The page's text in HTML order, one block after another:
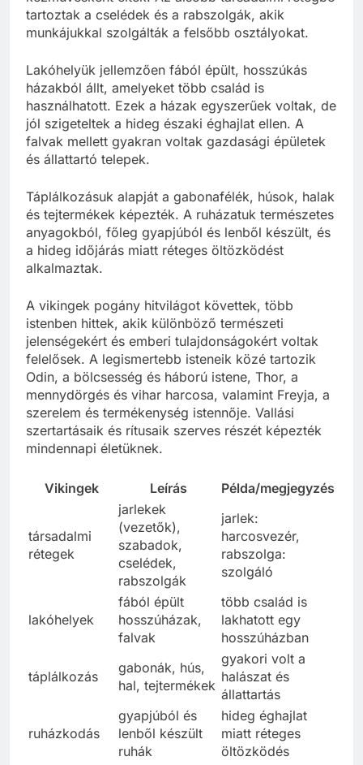
tartoztak a cselédek és a rabszolgák, akik
munkájukkal szolgálták a felsőbb osztályokat.
Lakóhelyük jellemzően fából épült, hosszúkás
házakból állt, amelyeket több család is
használhatott. Ezek a házak egyszerűek voltak, de
jól szigeteltek a hideg északi éghajlat ellen. A
falvak mellett gyakran voltak gazdasági épületek
és állattartó telepek.
Táplálkozásuk alapját a gabonafélék, húsok, halak
és tejtermékek képezték. A ruházatuk természetes
anyagokból, főleg gyapjúból és lenből készült, és
a hideg időjárás miatt réteges öltözködést
alkalmaztak.
A vikingek pogány hitvilágot követtek, több
istenben hittek, akik különböző természeti
jelenségekért és emberi tulajdonságokért voltak
felelősek. A legismertebb isteneik közé tartozik
Odin, a bölcsesség és háború istene, Thor, a
mennydörgés és vihar harcosa, valamint Freyja, a
szerelem és termékenység istennője. Vallási
szertartásaik és rítusaik szerves részét képezték
mindennapi életüknek.
Vikingek Leírás Példa/megjegyzés
társadalmi
rétegek
jarlekek
(vezetők),
szabadok,
cselédek,
rabszolgák
jarlek:
harcosvezér,
rabszolga:
szolgáló
lakóhelyek
fából épült
hosszúházak,
falvak
több család is
lakhatott egy
hosszúházban
táplálkozás
gabonák, hús,
hal, tejtermékek
gyakori volt a
halászat és
állattartás
ruházkodás
gyapjúból és
lenből készült
ruhák
hideg éghajlat
miatt réteges
öltözködés